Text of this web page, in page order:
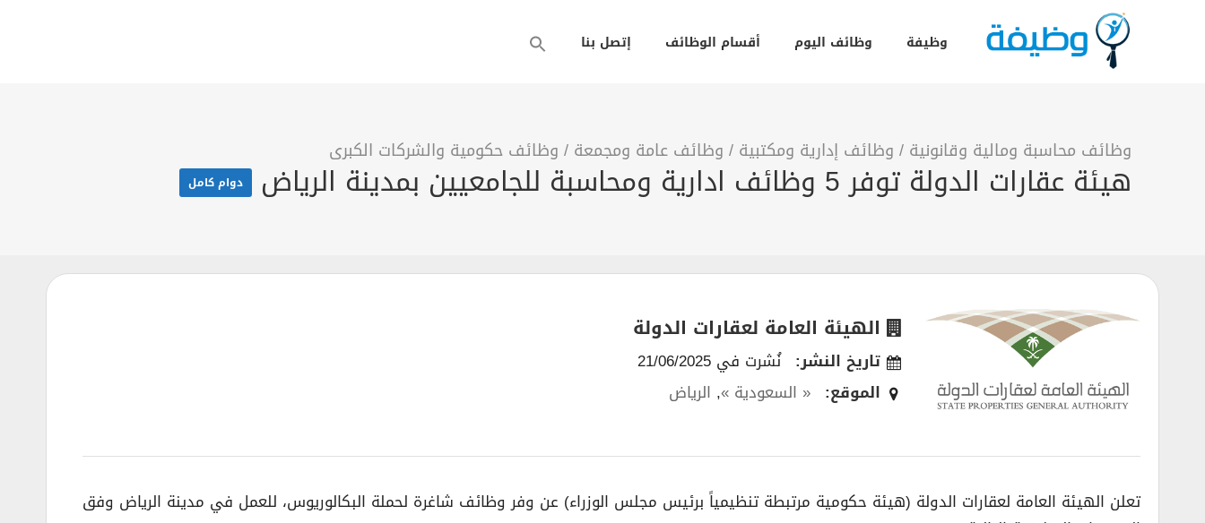
وظيفة وظائف اليوم أقسام الوظائف إتصل بنا
وظائف محاسبة ومالية وقانونية / وظائف إدارية ومكتبية / وظائف عامة ومجمعة / وظائف حكومية والشركات الكبرى
هيئة عقارات الدولة توفر 5 وظائف ادارية ومحاسبة للجامعيين بمدينة الرياض دوام كامل
الهيئة العامة لعقارات الدولة
تاريخ النشر: نُشرت في 21/06/2025
الموقع: « السعودية », الرياض
تعلن الهيئة العامة لعقارات الدولة (هيئة حكومية مرتبطة تنظيمياً برئيس مجلس الوزراء) عن وفر وظائف شاغرة لحملة البكالوريوس، للعمل في مدينة الرياض وفق